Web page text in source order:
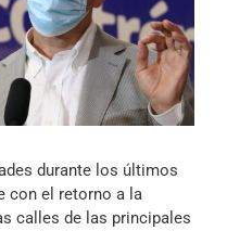
durante los últimos
con el retorno a la
calles de las principales